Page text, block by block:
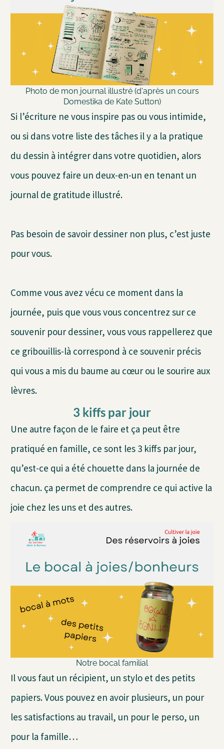
Photo de mon journal illustré (d'après un cours
Domestika de Kate Sutton)
Si l’écriture ne vous inspire pas ou vous intimide,
ou si dans votre liste des tâches il y a la pratique
du dessin à intégrer dans votre quotidien, alors
vous pouvez faire un deux-en-un en tenant un
journal de gratitude illustré.
Pas besoin de savoir dessiner non plus, c’est juste
pour vous.
Comme vous avez vécu ce moment dans la
journée, puis que vous vous concentrez sur ce
souvenir pour dessiner, vous vous rappellerez que
ce gribouillis-là correspond à ce souvenir précis
qui vous a mis du baume au cœur ou le sourire aux
lèvres.
3 kiffs par jour
Une autre façon de le faire et ça peut être
pratiqué en famille, ce sont les 3 kiffs par jour,
qu’est-ce qui a été chouette dans la journée de
chacun. ça permet de comprendre ce qui active la
joie chez les uns et des autres.
Notre bocal familial
Il vous faut un récipient, un stylo et des petits
papiers. Vous pouvez en avoir plusieurs, un pour
les satisfactions au travail, un pour le perso, un
pour la famille…